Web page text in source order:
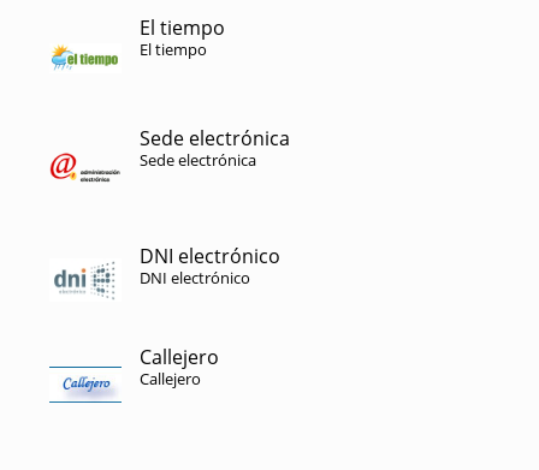
El tiempo
El tiempo
Sede electrónica
Sede electrónica
DNI electrónico
DNI electrónico
Callejero
Callejero